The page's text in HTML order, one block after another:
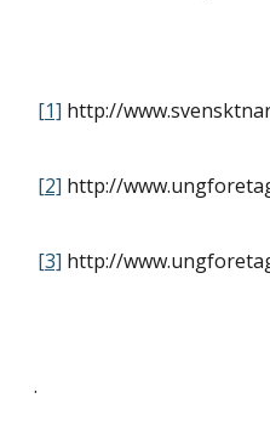
[1] http://
[2] http://
[3] http://
.